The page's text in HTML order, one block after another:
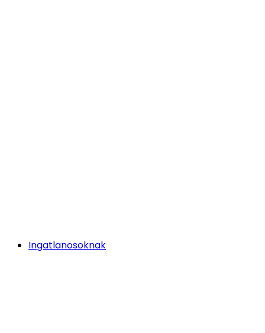
Ingatlanosoknak